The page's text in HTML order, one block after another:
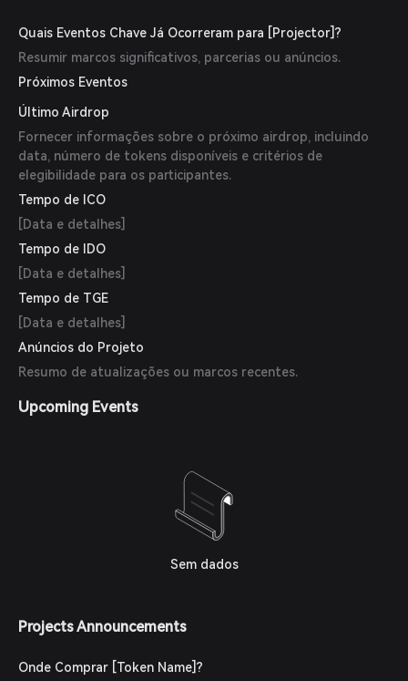
Quais Eventos Chave Já Ocorreram para [Projector]?
Resumir marcos significativos, parcerias ou anúncios.
Próximos Eventos
Último Airdrop
Fornecer informações sobre o próximo airdrop, incluindo
data, número de tokens disponíveis e critérios de
elegibilidade para os participantes.
Tempo de ICO
[Data e detalhes]
Tempo de IDO
[Data e detalhes]
Tempo de TGE
[Data e detalhes]
Anúncios do Projeto
Resumo de atualizações ou marcos recentes.
Upcoming Events
Sem dados
Projects Announcements
Onde Comprar [Token Name]?